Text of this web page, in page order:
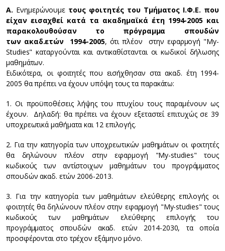
Α. Ενημερώνουμε τους φοιτητές του Τμήματος Ι.Φ.Ε. που
είχαν εισαχθεί κατά τα ακαδημαϊκά έτη 1994-2005 και
παρακολουθούσαν το πρόγραμμα σπουδών
των ακαδ.ετών 1994-2005, ότι πλέον στην εφαρμογή "My-
Studies" καταργούνται και αντικαθίστανται οι κωδικοί δήλωσης
μαθημάτων.
Ειδικότερα, οι φοιτητές που εισήχθησαν στα ακαδ. έτη 1994-
2005 θα πρέπει να έχουν υπόψη τους τα παρακάτω:
1. Οι προϋποθέσεις λήψης του πτυχίου τους παραμένουν ως
έχουν. Δηλαδή: θα πρέπει να έχουν εξεταστεί επιτυχώς σε 39
υποχρεωτικά μαθήματα και 12 επιλογής.
2. Για την κατηγορία των υποχρεωτικών μαθημάτων οι φοιτητές
θα δηλώνουν πλέον στην εφαρμογή "My-studies" τους
κωδικούς των αντίστοιχων μαθημάτων του προγράμματος
σπουδών ακαδ. ετών 2006-2013.
3. Για την κατηγορία των μαθημάτων ελεύθερης επιλογής οι
φοιτητές θα δηλώνουν πλέον στην εφαρμογή "My-studies" τους
κωδικούς των μαθημάτων ελεύθερης επιλογής του
προγράμματος σπουδών ακαδ. ετών 2014-2030, τα οποία
προσφέρονται στο τρέχον εξάμηνο μόνο.